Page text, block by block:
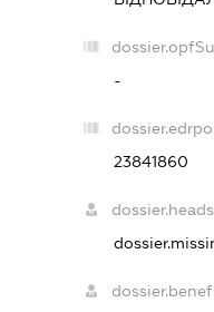
-
23841860